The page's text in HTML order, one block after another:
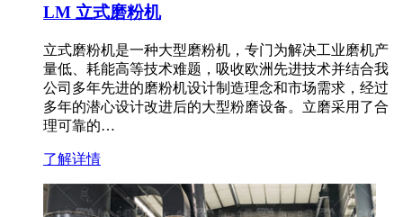
LM 立式磨粉机
立式磨粉机是一种大型磨粉机，专门为解决工业磨机产
量低、耗能高等技术难题，吸收欧洲先进技术并结合我
公司多年先进的磨粉机设计制造理念和市场需求，经过
多年的潜心设计改进后的大型粉磨设备。立磨采用了合
理可靠的…
了解详情